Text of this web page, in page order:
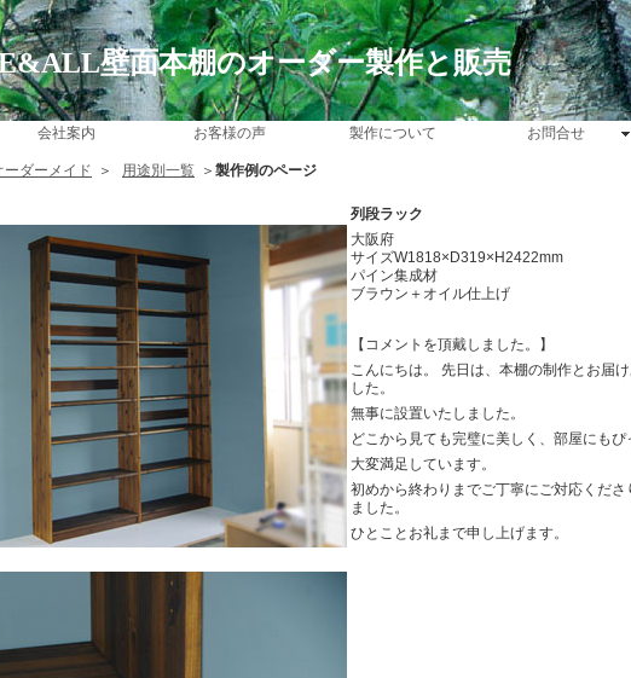
壁面本棚のオーダー製作と販売
会社案内 お客様の声 製作について お問合せ
ーダーメイド ＞ 用途別一覧 ＞ 製作例のページ
列段ラック
大阪府
サイズW1818×D319×H2422mm
パイン集成材
ブラウン＋オイル仕上げ
【コメントを頂戴しました。】
こんにちは。 先日は、本棚の制作とお届
した。
無事に設置いたしました。
どこから見ても完璧に美しく、部屋にもぴ
大変満足しています。
初めから終わりまでご丁寧にご対応くだ
ました。
ひとことお礼まで申し上げます。